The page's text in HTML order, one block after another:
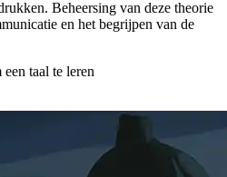
Beheersing van deze theorie
en het begrijpen van de
taal te leren